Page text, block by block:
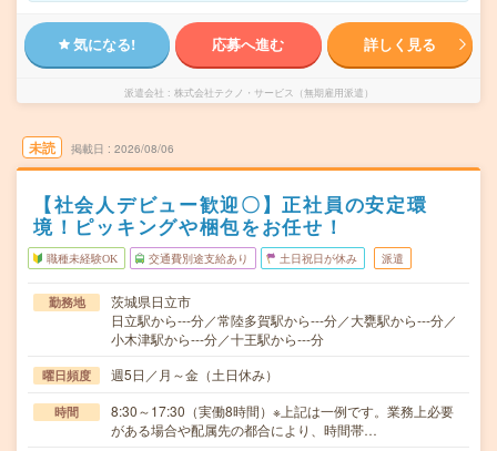
気になる! 応募へ進む 詳しく見る
派遣会社 株式会社テクノ・サービス（無期雇用派遣）
未読 掲載日 2026/08/06
【社会人デビュー歓迎〇】正社員の安定環
境！ピッキングや梱包をお任せ！
職種未経験OK 交通費別途支給あり 土日祝日が休み 派遣
勤務地
茨城県日立市
日立駅から---分／常陸多賀駅から---分／大甕駅から---分／
小木津駅から---分／十王駅から---分
曜日頻度 週5日／月～金（土日休み）
時間
8:30～17:30（実働8時間）※上記は一例です。業務上必要
がある場合や配属先の都合により、時間帯…